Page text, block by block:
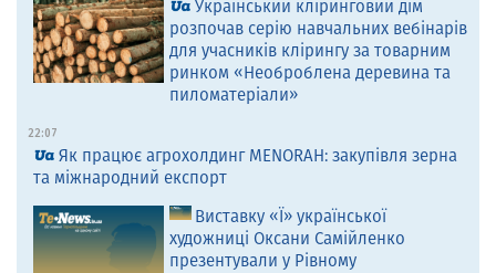
Український кліринговий дім
розпочав серію навчальних вебінарів
для учасників клірингу за товарним
ринком «Необроблена деревина та
пиломатеріали»
22:07
Як працює агрохолдинг MENORAH: закупівля зерна
та міжнародний експорт
Виставку «Ї» української
художниці Оксани Самійленко
презентували у Рівному